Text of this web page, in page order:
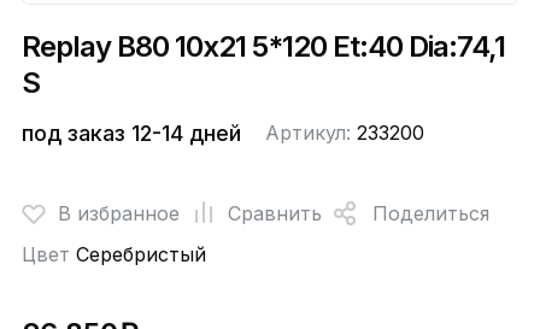
Replay B80 10x21 5*120 Et:40 Dia:74,1
S
под заказ 12-14 дней Артикул: 233200
В избранное Сравнить
Поделиться
Цвет Серебристый